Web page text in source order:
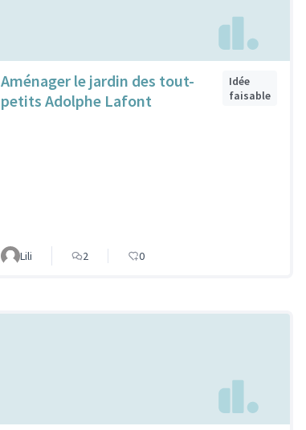
Aménager le jardin des tout-
petits Adolphe Lafont
Idée
faisable
Lili 2 0